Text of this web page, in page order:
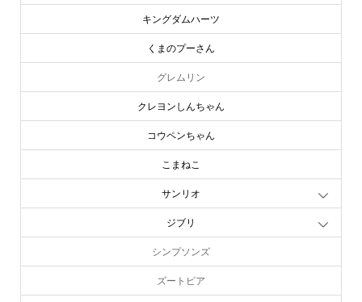
キングダムハーツ
くまのプーさん
グレムリン
クレヨンしんちゃん
コウペンちゃん
こまねこ
サンリオ
ジブリ
シンプソンズ
ズートピア